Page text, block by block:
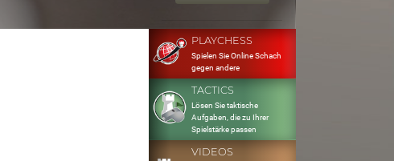
PLAYCHESS
Spielen Sie Online Schach
gegen andere
TACTICS
Lösen Sie taktische
Aufgaben, die zu Ihrer
Spielstärke passen
VIDEOS